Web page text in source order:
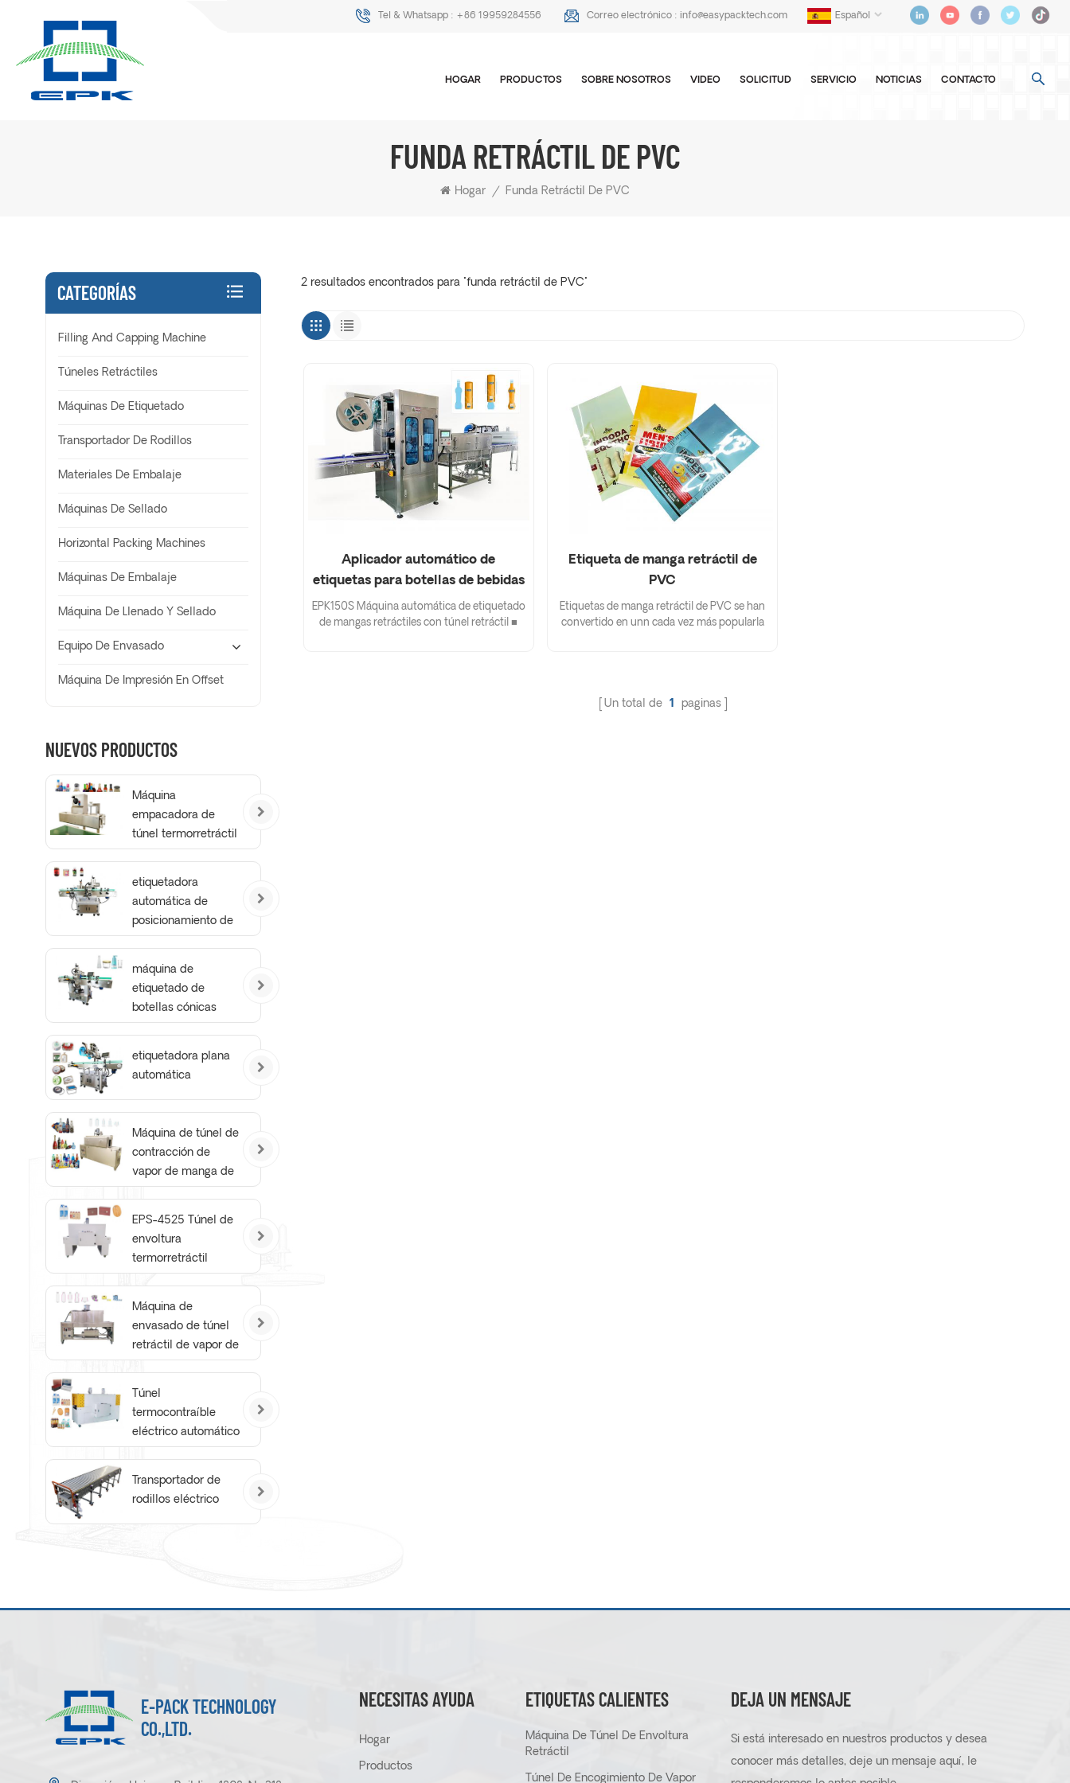
Español
Tel & Whatsapp : +86 19959284556 Correo electrónico : info@easypacktech.com
HOGAR PRODUCTOS SOBRE NOSOTROS VIDEO SOLICITUD SERVICIO NOTICIAS CONTACTO
FUNDA RETRÁCTIL DE PVC
Hogar / Funda Retráctil De PVC
2 resultados encontrados para "funda retráctil de PVC"
Aplicador automático de
etiquetas para botellas de bebidas
y agua potable Máquina
etiquetadora de envoltura
EPK150S Máquina automática de etiquetado
de mangas retráctiles con túnel retráctil ■
Etiqueta de manga retráctil de
PVC
Etiquetas de manga retráctil de PVC se han
convertido en unn cada vez más popularla
Un total de 1 paginas
CATEGORÍAS
Filling And Capping Machine
Túneles Retráctiles
Máquinas De Etiquetado
Transportador De Rodillos
Materiales De Embalaje
Máquinas De Sellado
Horizontal Packing Machines
Máquinas De Embalaje
Máquina De Llenado Y Sellado
Equipo De Envasado
Máquina De Impresión En Offset
NUEVOS PRODUCTOS
Máquina
empacadora de
túnel termorretráctil
manipulaciones
etiquetadora
automática de
posicionamiento de
máquina de
etiquetado de
botellas cónicas
etiquetadora plana
automática
Máquina de túnel de
contracción de
vapor de manga de
EPS-4525 Túnel de
envoltura
termorretráctil
Máquina de
envasado de túnel
retráctil de vapor de
Túnel
termocontraíble
eléctrico automático
Transportador de
rodillos eléctrico
E-PACK TECHNOLOGY
CO.,LTD.
NECESITAS AYUDA
Hogar
Productos
ETIQUETAS CALIENTES
Máquina De Túnel De Envoltura
Retráctil
Túnel De Encogimiento De Vapor
DEJA UN MENSAJE
Si está interesado en nuestros productos y desea
conocer más detalles, deje un mensaje aquí, le